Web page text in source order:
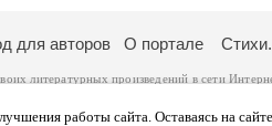
работы сайта. Оставаясь на
для авторов О портале
литературных произведений в сети
произведений возможна только с согласия
на основании
можете посмотреть более подробную